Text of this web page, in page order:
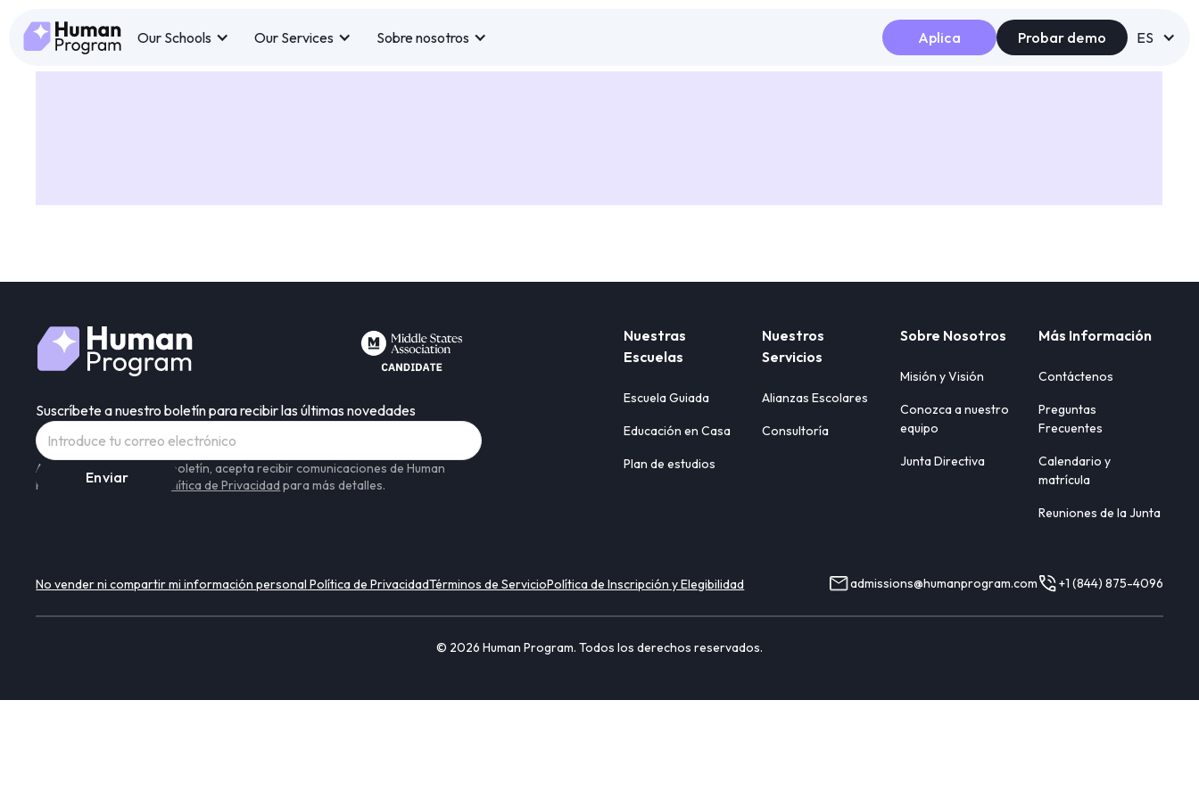
Our Schools Our Services Sobre nosotros Aplica Probar demo ES
Suscríbete a nuestro boletín para recibir las últimas novedades
Al suscribirse a nuestro boletín, acepta recibir comunicaciones de Human
Program. Lea nuestra
Política de Privacidad para más detalles.
Nuestras
Escuelas
Escuela Guiada
Educación en Casa
Plan de estudios
Nuestros
Servicios
Alianzas Escolares
Consultoría
Sobre Nosotros
Misión y Visión
Conozca a nuestro
equipo
Junta Directiva
Más Información
Contáctenos
Preguntas
Frecuentes
Calendario y
matrícula
Reuniones de la Junta
No vender ni compartir mi información personal Política de PrivacidadTérminos de ServicioPolítica de Inscripción y Elegibilidad admissions@humanprogram.com +1 (844) 875-4096
© 2026 Human Program. Todos los derechos reservados.